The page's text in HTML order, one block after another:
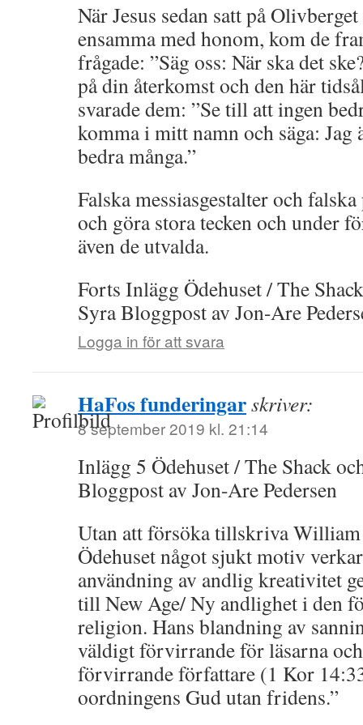
När Jesus sedan satt på
ensamma med honom, kom de
frågade: ”Säg oss: När ska det
på din återkomst och den här
svarade dem: ”Se till att ingen
komma i mitt namn och säga: Jag
bedra många.”
Falska messiasgestalter och
och göra stora tecken och under
även de utvalda.
Forts Inlägg Ödehuset / The
Syra Bloggpost av Jon-Are
Logga in för att svara
HaFos funderingarskriver:
8 september 2019 kl. 21:14
Inlägg 5 Ödehuset / The Shack
Bloggpost av Jon-Are Pedersen
Utan att försöka tillskriva William
Ödehuset något sjukt motiv
användning av andlig kreativitet
till New Age/ Ny andlighet i den
religion. Hans blandning av
väldigt förvirrande för läsarna
förvirrande författare (1 Kor
oordningens Gud utan fridens.”